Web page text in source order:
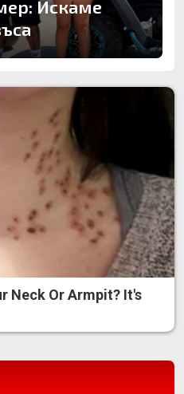
Искаме
Neck Or Armpit? It's